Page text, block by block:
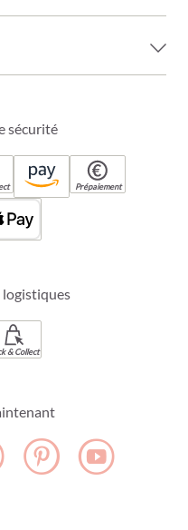
sécurité
Prépaiement
logistiques
& Collect